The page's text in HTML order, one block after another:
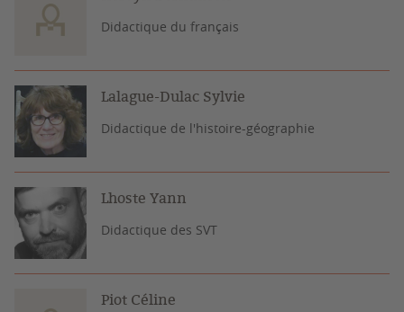
Didactique du français
Lalague-Dulac Sylvie
Didactique de l'histoire-géographie
Lhoste Yann
Didactique des SVT
Piot Céline